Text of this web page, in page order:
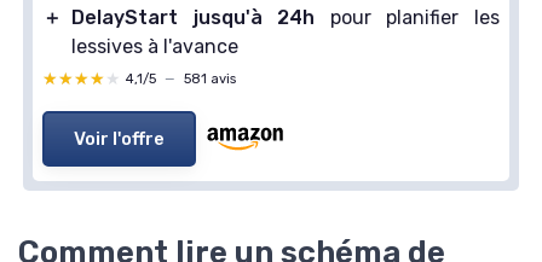
＋
DelayStart jusqu'à 24h pour planifier les
lessives à l'avance
★★★★★
★★★★★ 4,1/5 — 581 avis
Voir l'offre
Comment lire un schéma de